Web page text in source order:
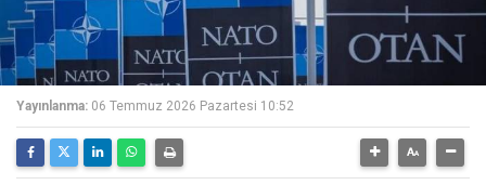
Yayınlanma: 06 Temmuz 2026 Pazartesi 10:52